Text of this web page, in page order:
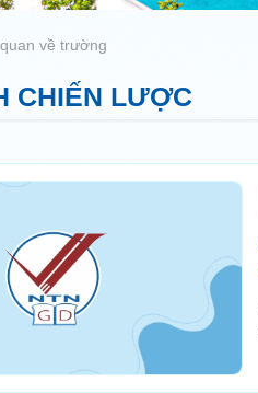
về trường
CHIẾN LƯỢC